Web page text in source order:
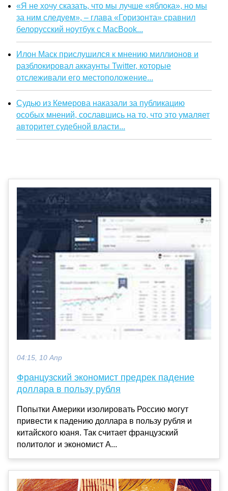
«Я не хочу сказать, что мы лучше «яблока», но мы
за ним следуем», – глава «Горизонта» сравнил
белорусский ноутбук с MacBook...
Илон Маск прислушился к мнению миллионов и
разблокировал аккаунты Twitter, которые
отслеживали его местоположение...
Судью из Кемерова наказали за публикацию
особых мнений, сославшись на то, что это умаляет
авторитет судебной власти...
04:15, 10 Апр
Французский экономист предрек падение
доллара в пользу рубля
Попытки Америки изолировать Россию могут
привести к падению доллара в пользу рубля и
китайского юаня. Так считает французский
политолог и экономист А...